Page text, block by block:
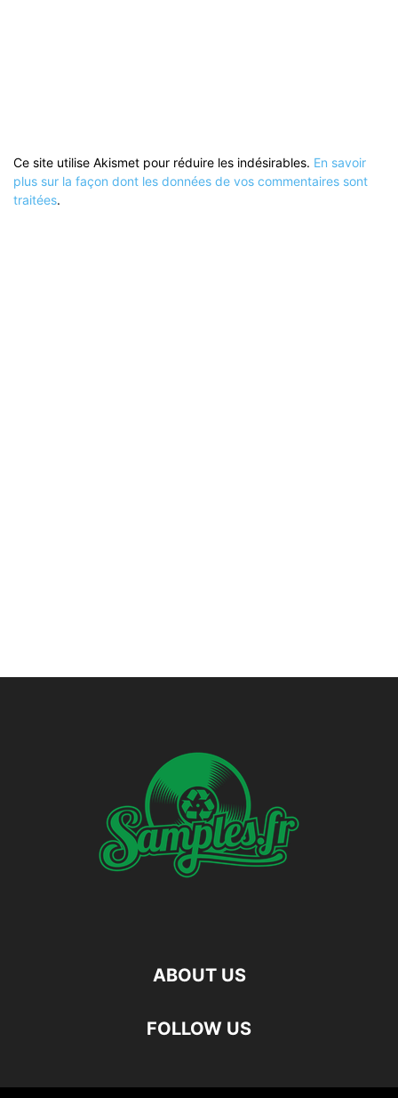
Ce site utilise Akismet pour réduire les indésirables. En savoir
plus sur la façon dont les données de vos commentaires sont
traitées.
ABOUT US
FOLLOW US